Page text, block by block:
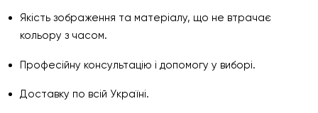
Якість зображення та матеріалу, що не втрачає
кольору з часом.
Професійну консультацію і допомогу у виборі.
Доставку по всій Україні.